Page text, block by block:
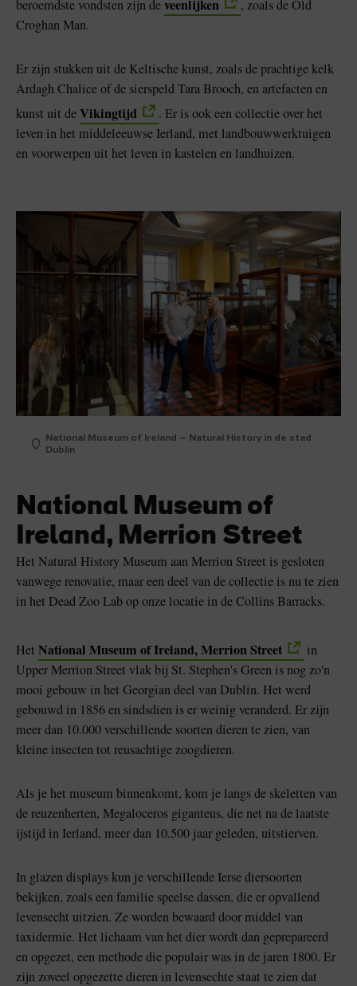
beroemdste vondsten zijn deveenlijken
, zoals de Old
Croghan Man.
Er zijn stukken uit de Keltische kunst, zoals de prachtige kelk
Ardagh Chalice of de sierspeld Tara Brooch, en artefacten en
kunst uit deVikingtijd
. Er is ook een collectie over het
leven in het middeleeuwse Ierland, met landbouwwerktuigen
en voorwerpen uit het leven in kastelen en landhuizen.
National Museum of Ireland – Natural History in de stad
Dublin
National Museum of
Ireland, Merrion Street
Het Natural History Museum aan Merrion Street is gesloten
vanwege renovatie, maar een deel van de collectie is nu te zien
in het Dead Zoo Lab op onze locatie in de Collins Barracks.
Het National Museum of Ireland, Merrion Street
in
Upper Merrion Street vlak bij St. Stephen's Green is nog zo'n
mooi gebouw in het Georgian deel van Dublin. Het werd
gebouwd in 1856 en sindsdien is er weinig veranderd. Er zijn
meer dan 10.000 verschillende soorten dieren te zien, van
kleine insecten tot reusachtige zoogdieren.
Als je het museum binnenkomt, kom je langs de skeletten van
de reuzenherten, Megaloceros giganteus, die net na de laatste
ijstijd in Ierland, meer dan 10.500 jaar geleden, uitstierven.
In glazen displays kun je verschillende Ierse diersoorten
bekijken, zoals een familie speelse dassen, die er opvallend
levensecht uitzien. Ze worden bewaard door middel van
taxidermie. Het lichaam van het dier wordt dan geprepareerd
en opgezet, een methode die populair was in de jaren 1800. Er
zijn zoveel opgezette dieren in levensechte staat te zien dat